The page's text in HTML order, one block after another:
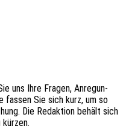
uns Ihre Fragen, Anre­gun­
fassen Sie sich kurz, um so
Die Redak­ti­on behält sich